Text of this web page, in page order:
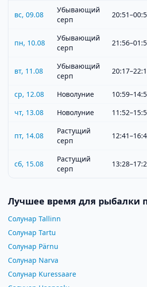
вс, 09.08
Убывающий
серп
пн, 10.08
Убывающий
серп
вт, 11.08
Убывающий
серп
ср, 12.08 Новолуние
чт, 13.08
Новолуние
пт, 14.08
Растущий
серп
сб, 15.08
Растущий
серп
Лучшее время для рыбалки
Солунар Tallinn
Солунар Tartu
Солунар Pärnu
Солунар Narva
Солунар Kuressaare